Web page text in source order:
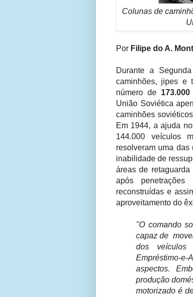
Colunas de
Por Filipe do A.
Durante a
caminhões, jipes e
número de
União Soviética
caminhões
Em 1944, a ajuda
144.000 veículos
resolveram uma
inabilidade de
áreas de
após
reconstruídas e
aproveitamento do
"O comando
capaz de
dos veículos
Empréstimo-
aspectos.
produção
motorizado é